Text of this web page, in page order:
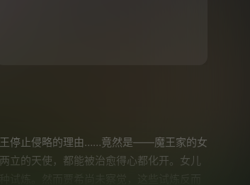
王停止侵略的理由……竟然是——魔王家的女
的天使，都能被治愈得心都化开。女儿